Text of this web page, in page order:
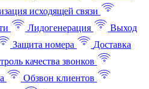
исходящей связи
Лидогенерация
Выход
Защита номера
Доставка
качества звонков
Обзвон клиентов